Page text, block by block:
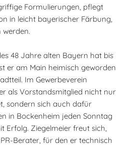
Formulierungen, pflegt
in leicht bayerischer Färbung,
48 Jahre alten Bayern hat bis
er am Main heimisch geworden
Im Gewerbeverein
als Vorstandsmitglied nicht nur
sondern sich auch dafür
in Bockenheim jeden Sonntag
Erfolg. Ziegelmeier freut sich,
Berater, für den er technisch